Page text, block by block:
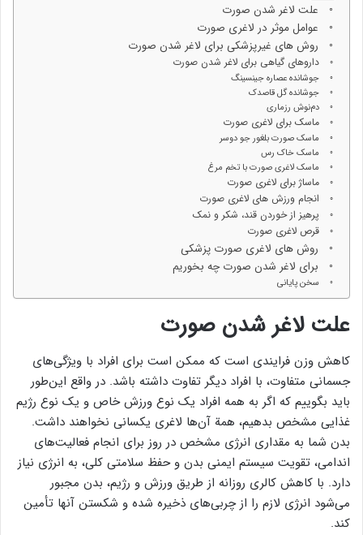
علت لاغر شدن صورت
عوامل موثر در لاغری صورت
روش های غیرپزشکی برای لاغر شدن صورت
داروهای گیاهی برای لاغر شدن صورت
جوشانده عصاره جینسینگ
جوشانده گل قاصدک
دم‌نوش رزماری
ماسک برای لاغری صورت
ماسک صورت بلغور جو دوسر
ماسک خاک رس
ماسک لاغری صورت با تخم ‌مرغ
ماساژ برای لاغری صورت
انجام ورزش های لاغری صورت
پرهیز از خوردن قند، شکر و نمک
قرص لاغری صورت
روش های لاغری صورت پزشکی
برای لاغر شدن صورت چه بخوریم
سخن پایانی
علت لاغر شدن صورت
کاهش وزن فرایندی است که ممکن است برای افراد با ویژگی‌های
جسمانی متفاوت، با افراد دیگر تفاوت داشته باشد. در واقع این‌طور
باید بگوییم که اگر به همه افراد یک نوع ورزش خاص و یک نوع رژیم
غذایی مشخص بدهیم، همة آن‌ها لاغری یکسانی نخواهند داشت.
بدن شما به مقداری انرژی مشخص در روز برای انجام فعالیت‌های
اندامی، تقویت سیستم ایمنی بدن و حفظ سلامتی کلی، به انرژی نیاز
دارد. با کاهش کالری روزانه از طریق ورزش و رژیم، بدن مجبور
می‌شود انرژی لازم را از چربی‌های ذخیره شده و شکستن آنها تأمین
کند.